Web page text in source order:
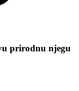
prirodnu njegu